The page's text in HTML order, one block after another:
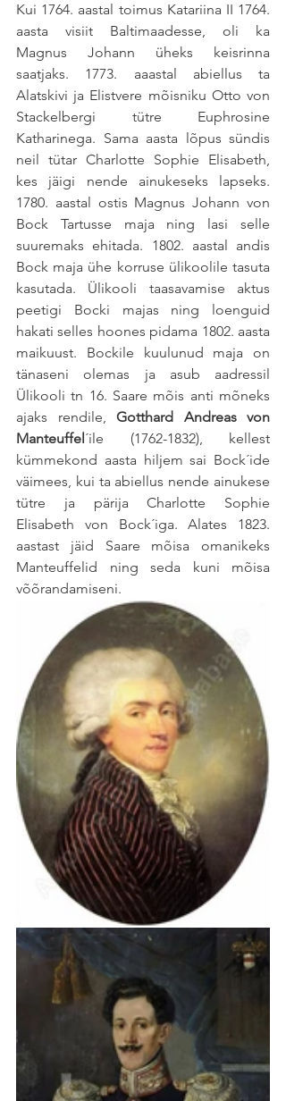
Kui 1764. aastal toimus Katariina II 1764.
aasta visiit Baltimaadesse, oli ka
Magnus Johann üheks keisrinna
saatjaks. 1773. aaastal abiellus ta
Alatskivi ja Elistvere mõisniku Otto von
Stackelbergi tütre Euphrosine
Katharinega. Sama aasta lõpus sündis
neil tütar Charlotte Sophie Elisabeth,
kes jäigi nende ainukeseks lapseks.
1780. aastal ostis Magnus Johann von
Bock Tartusse maja ning lasi selle
suuremaks ehitada. 1802. aastal andis
Bock maja ühe korruse ülikoolile tasuta
kasutada. Ülikooli taasavamise aktus
peetigi Bocki majas ning loenguid
hakati selles hoones pidama 1802. aasta
maikuust. Bockile kuulunud maja on
tänaseni olemas ja asub aadressil
Ülikooli tn 16. Saare mõis anti mõneks
ajaks rendile, Gotthard Andreas von
Manteuffel ´ile (1762-1832), kellest
kümmekond aasta hiljem sai Bock´ide
väimees, kui ta abiellus nende ainukese
tütre ja pärija Charlotte Sophie
Elisabeth von Bock´iga. Alates 1823.
aastast jäid Saare mõisa omanikeks
Manteuffelid ning seda kuni mõisa
võõrandamiseni.